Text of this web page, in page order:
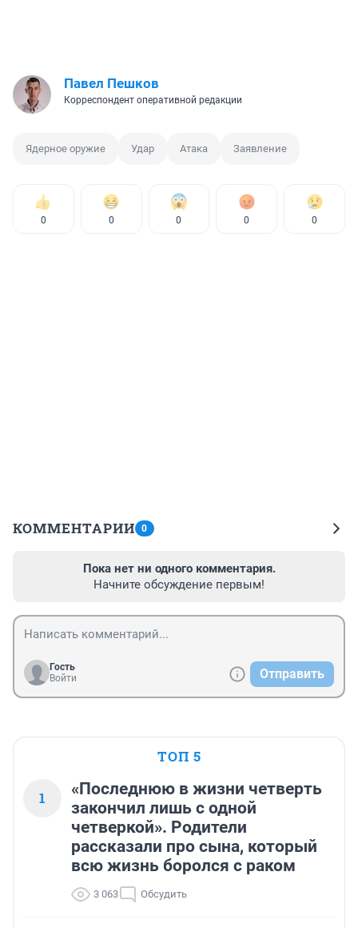
Павел Пешков
Корреспондент оперативной редакции
Ядерное оружие Удар Атака Заявление
0 0 0 0 0
КОММЕНТАРИИ 0
Пока нет ни одного комментария.
Начните обсуждение первым!
Гость
Войти
Отправить
ТОП 5
1
«Последнюю в жизни четверть
закончил лишь с одной
четверкой». Родители
рассказали про сына, который
всю жизнь боролся с раком
3 063 Обсудить